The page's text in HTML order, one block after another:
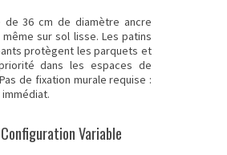
36 cm de diamètre ancre
sur sol lisse. Les patins
protègent les parquets et
dans les espaces de
de fixation murale requise :
Variable